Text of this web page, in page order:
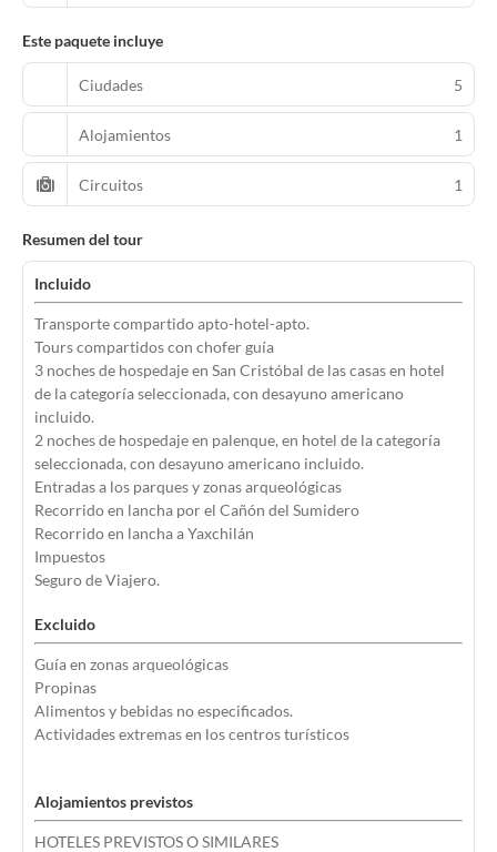
Este paquete incluye
Ciudades 5
Alojamientos 1
Circuitos 1
Resumen del tour
Incluido
Transporte compartido apto-hotel-apto.
Tours compartidos con chofer guía
3 noches de hospedaje en San Cristóbal de las casas en hotel
de la categoría seleccionada, con desayuno americano
incluido.
2 noches de hospedaje en palenque, en hotel de la categoría
seleccionada, con desayuno americano incluido.
Entradas a los parques y zonas arqueológicas
Recorrido en lancha por el Cañón del Sumidero
Recorrido en lancha a Yaxchilán
Impuestos
Seguro de Viajero.
Excluido
Guía en zonas arqueológicas
Propinas
Alimentos y bebidas no especificados.
Actividades extremas en los centros turísticos
Alojamientos previstos
HOTELES PREVISTOS O SIMILARES